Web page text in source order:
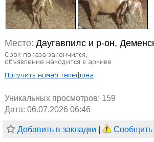
Место: Даугавпилс и р-он,
Уникальных просмотров: 159
Дата: 06.07.2026 06:46
Добавить в закладки Сообщить